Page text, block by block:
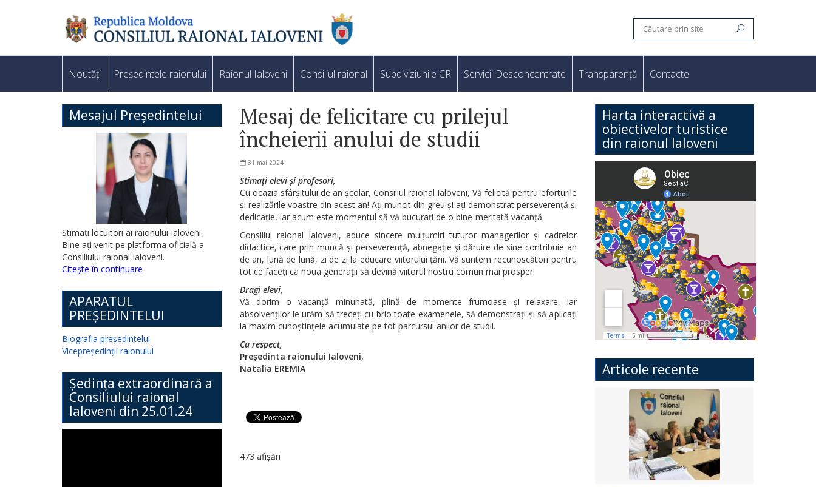
Noutăți Președintele raionului Raionul Ialoveni Consiliul raional Subdiviziunile CR Servicii Desconcentrate Transparență Contacte
Mesajul Președintelui
Stimați locuitori ai raionului Ialoveni,
Bine ați venit pe platforma oficială a
Consiliului raional Ialoveni.
Citește în continuare
APARATUL
PREȘEDINTELUI
Biografia președintelui
Vicepreședinții raionului
Ședința extraordinară a
Consiliului raional
Ialoveni din 25.01.24
Mesaj de felicitare cu prilejul
încheierii anului de studii
31 mai 2024
Stimați elevi și profesori,
Cu ocazia sfârșitului de an școlar, Consiliul raional Ialoveni, Vă felicită pentru eforturile
și realizările voastre din acest an! Ați muncit din greu și ați demonstrat perseverență și
dedicație, iar acum este momentul să vă bucurați de o bine-meritată vacanță.
Consiliul raional Ialoveni, aduce sincere mulțumiri tuturor managerilor și cadrelor
didactice, care prin muncă și perseverență, abnegație și dăruire de sine contribuie an
de an, lună de lună, zi de zi la educare viitorului țării. Vă suntem recunoscători pentru
tot ce faceți ca noua generații să devină viitorul nostru comun mai prosper.
Dragi elevi,
Vă dorim o vacanță minunată, plină de momente frumoase și relaxare, iar
absolvenților le urăm să treceți cu brio toate examenele, să demonstrați și să aplicați
la maxim cunoștințele acumulate pe tot parcursul anilor de studii.
Cu respect,
Președinta raionului Ialoveni,
Natalia EREMIA
473 afișări
Harta interactivă a
obiectivelor turistice
din raionul Ialoveni
Articole recente